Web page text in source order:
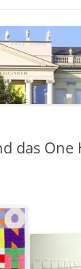
das One